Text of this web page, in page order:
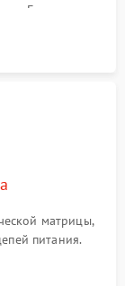
Бережная
матрицы,
питания.
памяти и
компонентов